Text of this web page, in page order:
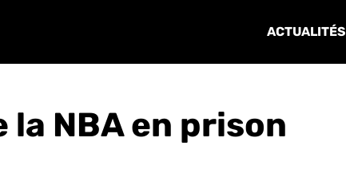
ACTUALITÉS
la NBA en prison